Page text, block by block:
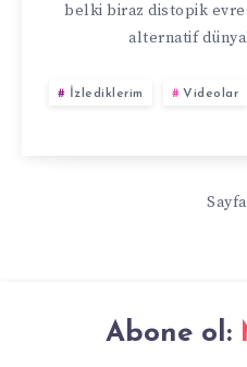
belki biraz distopik
alternatif
İzlediklerim Videolar
Abone ol: